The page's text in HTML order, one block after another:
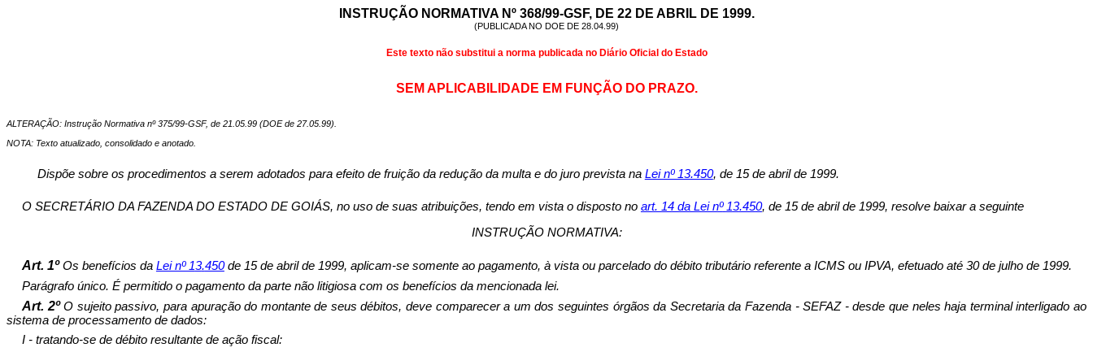
INSTRUÇÃO NORMATIVA Nº 368/99-GSF, DE 22 DE ABRIL DE 1999.
(PUBLICADA NO DOE DE 28.04.99)
Este texto não substitui a norma publicada no Diário Oficial do Estado
SEM APLICABILIDADE EM FUNÇÃO DO PRAZO.
ALTERAÇÃO: Instrução Normativa nº 375/99-GSF, de 21.05.99 (DOE de 27.05.99).
NOTA: Texto atualizado, consolidado e anotado.
Dispõe sobre os procedimentos a serem adotados para efeito de fruição da redução da multa e do juro prevista na Lei nº 13.450, de 15 de abril de 1999.
O SECRETÁRIO DA FAZENDA DO ESTADO DE GOIÁS, no uso de suas atribuições, tendo em vista o disposto no art. 14 da Lei nº 13.450, de 15 de abril de 1999, resolve baixar a seguinte
INSTRUÇÃO NORMATIVA:
Art. 1ºOs benefícios da Lei nº 13.450de 15 de abril de 1999, aplicam-se somente ao pagamento, à vista ou parcelado do débito tributário referente a ICMS ou IPVA, efetuado até 30 de julho de 1999.
Parágrafo único. É permitido o pagamento da parte não litigiosa com os benefícios da mencionada lei.
Art. 2ºO sujeito passivo, para apuração do montante de seus débitos, deve comparecer a um dos seguintes órgãos da Secretaria da Fazenda - SEFAZ - desde que neles haja terminal interligado ao
sistema de processamento de dados:
I - tratando-se de débito resultante de ação fiscal: